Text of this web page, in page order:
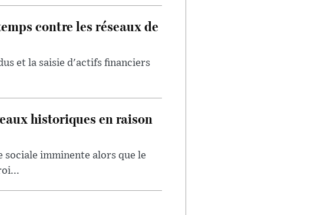
contre les réseaux de
et la saisie d'actifs financiers
historiques en raison
imminente alors que le